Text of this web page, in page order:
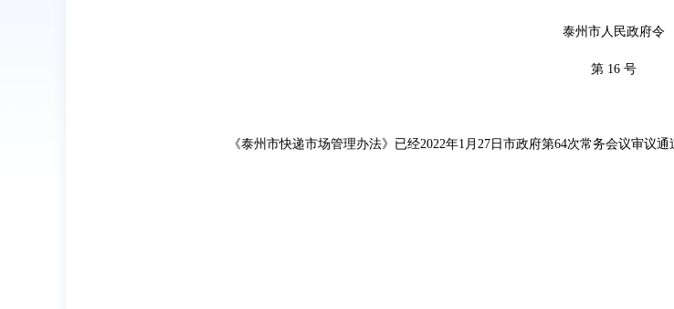
泰州市人民政府令
第 16 号
《泰州市快递市场管理办法》已经2022年1月27日市政府第64次常务会议审议